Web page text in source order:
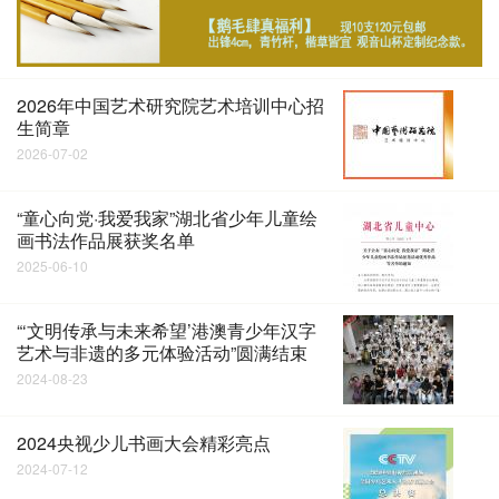
2026年中国艺术研究院艺术培训中心招
生简章
2026-07-02
“童心向党·我爱我家”湖北省少年儿童绘
画书法作品展获奖名单
2025-06-10
“‘文明传承与未来希望’港澳青少年汉字
艺术与非遗的多元体验活动”圆满结束
2024-08-23
2024央视少儿书画大会精彩亮点
2024-07-12